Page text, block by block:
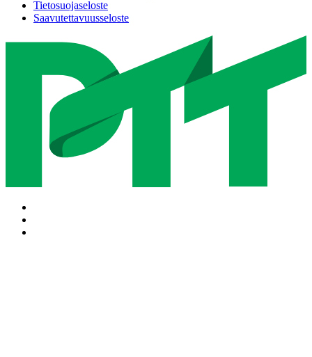
Tietosuojaseloste
Saavutettavuusseloste